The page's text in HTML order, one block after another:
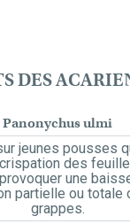
DES
Panonychus ulmi
jeunes pousses
des
une
partielle ou totale
grappes.